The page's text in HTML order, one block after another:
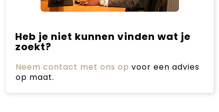
Heb je niet kunnen vinden wat je
zoekt?
Neem contact met ons op voor een advies
op maat.